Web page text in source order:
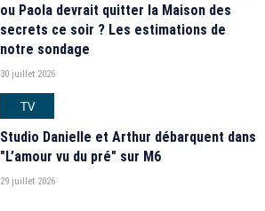
ou Paola devrait quitter la Maison des
secrets ce soir ? Les estimations de
notre sondage
30 juillet 2026
TV
Studio Danielle et Arthur débarquent dans
"L’amour vu du pré" sur M6
29 juillet 2026